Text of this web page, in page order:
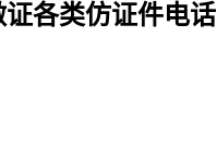
各类仿证件电话